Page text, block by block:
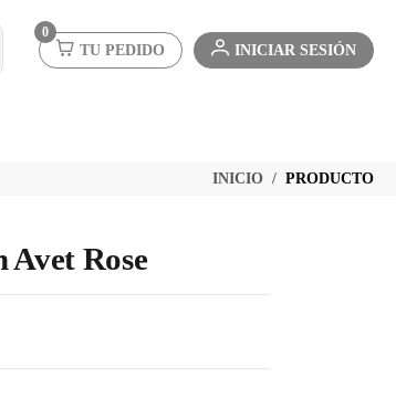
0
TU PEDIDO INICIAR SESIÓN
INICIO PRODUCTO
Rose